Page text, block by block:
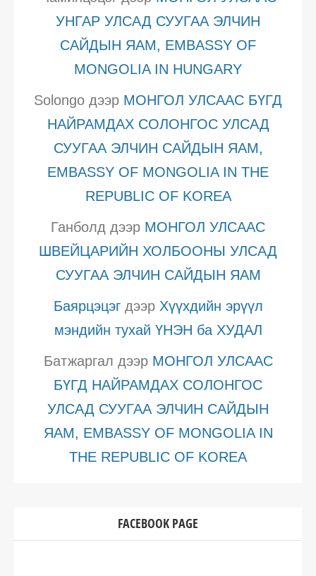
УНГАР УЛСАД СУУГАА ЭЛЧИН
САЙДЫН ЯАМ, EMBASSY OF
MONGOLIA IN HUNGARY
Solongo дээр МОНГОЛ УЛСААС БҮГД
НАЙРАМДАХ СОЛОНГОС УЛСАД
СУУГАА ЭЛЧИН САЙДЫН ЯАМ,
EMBASSY OF MONGOLIA IN THE
REPUBLIC OF KOREA
Ганболд дээр МОНГОЛ УЛСААС
ШВЕЙЦАРИЙН ХОЛБООНЫ УЛСАД
СУУГАА ЭЛЧИН САЙДЫН ЯАМ
Баярцэцэгдээр Хүүхдийн эрүүл
мэндийн тухай ҮНЭН ба ХУДАЛ
Батжаргал дээр МОНГОЛ УЛСААС
БҮГД НАЙРАМДАХ СОЛОНГОС
УЛСАД СУУГАА ЭЛЧИН САЙДЫН
ЯАМ, EMBASSY OF MONGOLIA IN
THE REPUBLIC OF KOREA
FACEBOOK PAGE